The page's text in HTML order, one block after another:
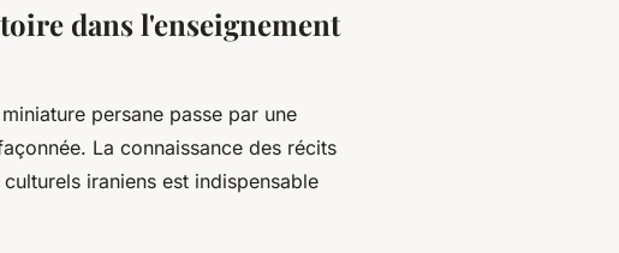
dans l'enseignement
persane passe par une
La connaissance des récits
iraniens est indispensable